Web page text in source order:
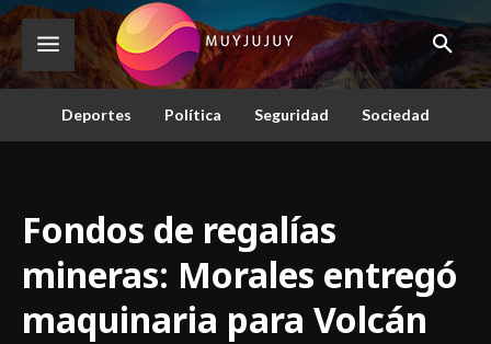
Deportes Política Seguridad Sociedad
Fondos de regalías
mineras: Morales entregó
maquinaria para Volcán